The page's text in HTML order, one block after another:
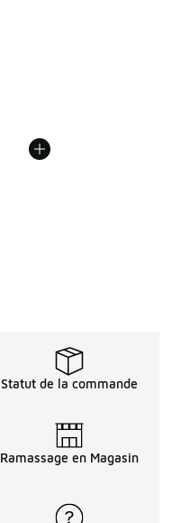
Statut de la commande
Ramassage en Magasin